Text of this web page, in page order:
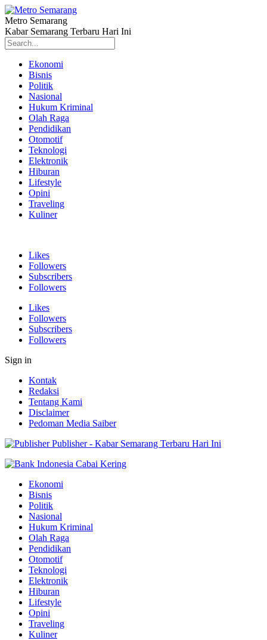
Metro Semarang
Kabar Semarang Terbaru Hari Ini
Ekonomi
Bisnis
Politik
Nasional
Hukum Kriminal
Olah Raga
Pendidikan
Otomotif
Teknologi
Elektronik
Hiburan
Lifestyle
Opini
Traveling
Kuliner
Likes
Followers
Subscribers
Followers
Likes
Followers
Subscribers
Followers
Sign in
Kontak
Redaksi
Tentang Kami
Disclaimer
Pedoman Media Saiber
Publisher - Kabar Semarang Terbaru Hari Ini
Ekonomi
Bisnis
Politik
Nasional
Hukum Kriminal
Olah Raga
Pendidikan
Otomotif
Teknologi
Elektronik
Hiburan
Lifestyle
Opini
Traveling
Kuliner